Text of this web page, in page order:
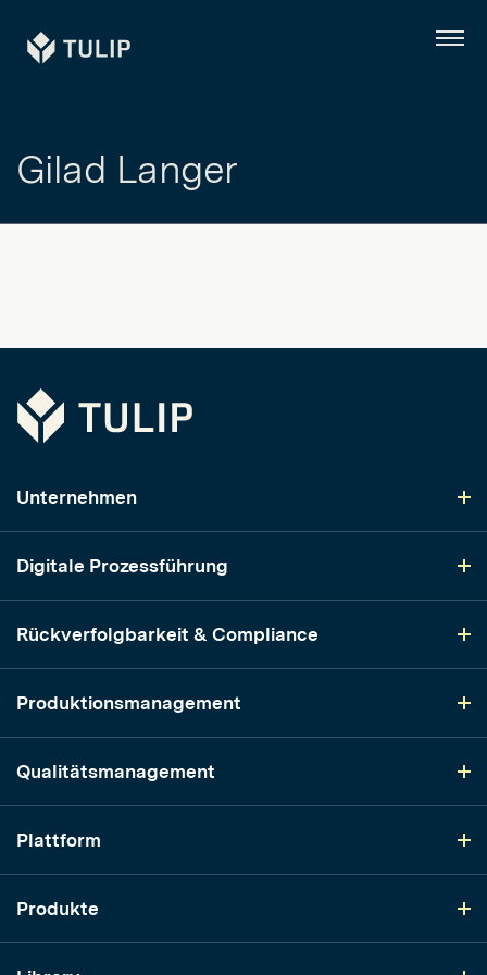
Tulip Menü
Gilad Langer
Tulip
Unternehmen
Digitale Prozessführung
Rückverfolgbarkeit & Compliance
Produktionsmanagement
Qualitätsmanagement
Plattform
Produkte